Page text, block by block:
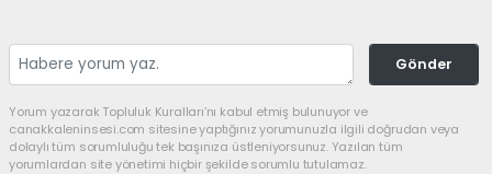
Gönder
Yorum yazarak Topluluk Kuralları’nı kabul etmiş bulunuyor ve
canakkaleninsesi.com sitesine yaptığınız yorumunuzla ilgili doğrudan veya
dolaylı tüm sorumluluğu tek başınıza üstleniyorsunuz. Yazılan tüm
yorumlardan site yönetimi hiçbir şekilde sorumlu tutulamaz.